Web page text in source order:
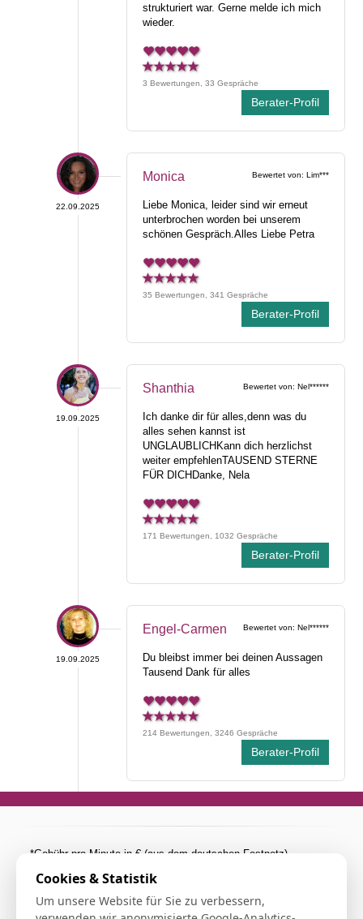
strukturiert war. Gerne melde ich mich
wieder.
3 Bewertungen, 33 Gespräche
Berater-Profil
22.09.2025
Bewertet von: Lim***
Monica
Liebe Monica, leider sind wir erneut
unterbrochen worden bei unserem
schönen Gespräch.Alles Liebe Petra
35 Bewertungen, 341 Gespräche
Berater-Profil
19.09.2025
Bewertet von: Nel******
Shanthia
Ich danke dir für alles,denn was du
alles sehen kannst ist
UNGLAUBLICHKann dich herzlichst
weiter empfehlenTAUSEND STERNE
FÜR DICHDanke, Nela
171 Bewertungen, 1032 Gespräche
Berater-Profil
19.09.2025
Bewertet von: Nel******
Engel-Carmen
Du bleibst immer bei deinen Aussagen
Tausend Dank für alles
214 Bewertungen, 3246 Gespräche
Berater-Profil
*Gebühr pro Minute in € (aus dem deutschen Festnetz).
Telefonberatung). Alle Preise inkl. 19%MwSt.
**Die Beratung über die Verbindung einer 0900er Rufummer ist
Cookies & Statistik
Um unsere Website für Sie zu verbessern,